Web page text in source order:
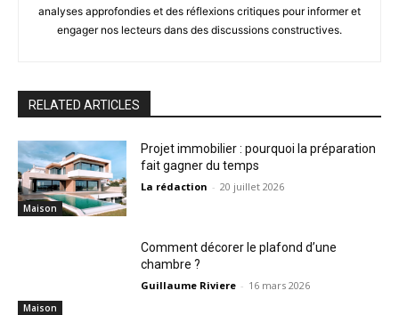
analyses approfondies et des réflexions critiques pour informer et
engager nos lecteurs dans des discussions constructives.
RELATED ARTICLES
Maison
Projet immobilier : pourquoi la préparation
fait gagner du temps
La rédaction - 20 juillet 2026
Maison
Comment décorer le plafond d’une
chambre ?
Guillaume Riviere - 16 mars 2026